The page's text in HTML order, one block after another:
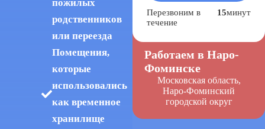
пожилых
родственников
или переезда
Помещения,
которые
использовались
как временное
хранилище
Перезвоним в
течение
15минут
Работаем в Наро-
Фоминске
Московская область,
Наро-Фоминский
городской округ